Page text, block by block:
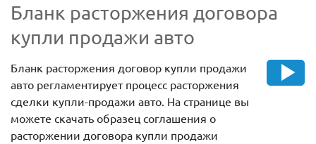
Бланк расторжения договора
купли продажи авто
Бланк расторжения договор купли продажи
авто регламентирует процесс расторжения
сделки купли-продажи авто. На странице вы
можете скачать образец соглашения о
расторжении договора купли продажи